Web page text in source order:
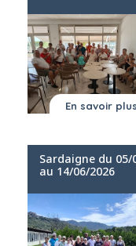
En savoir
Sardaigne du 05/
au 14/06/2026